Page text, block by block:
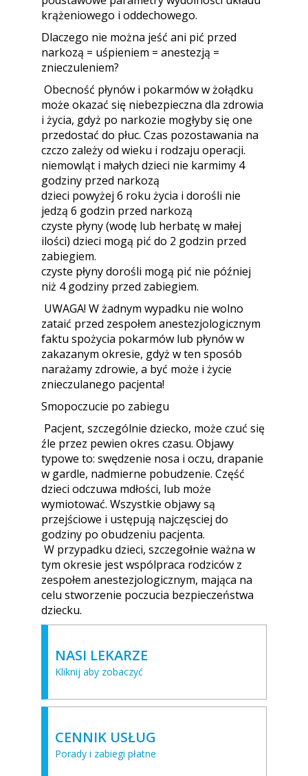
krążeniowego i oddechowego.
Dlaczego nie można jeść ani pić przed
narkozą = uśpieniem = anestezją =
znieczuleniem?
Obecność płynów i pokarmów w żołądku
może okazać się niebezpieczna dla zdrowia
i życia, gdyż po narkozie mogłyby się one
przedostać do płuc. Czas pozostawania na
czczo zależy od wieku i rodzaju operacji.
niemowląt i małych dzieci nie karmimy 4
godziny przed narkozą
dzieci powyżej 6 roku życia i dorośli nie
jedzą 6 godzin przed narkozą
czyste płyny (wodę lub herbatę w małej
ilości) dzieci mogą pić do 2 godzin przed
zabiegiem.
czyste płyny dorośli mogą pić nie później
niż 4 godziny przed zabiegiem.
UWAGA! W żadnym wypadku nie wolno
zataić przed zespołem anestezjologicznym
faktu spożycia pokarmów lub płynów w
zakazanym okresie, gdyż w ten sposób
narażamy zdrowie, a być może i życie
znieczulanego pacjenta!
Smopoczucie po zabiegu
Pacjent, szczególnie dziecko, może czuć się
źle przez pewien okres czasu. Objawy
typowe to: swędzenie nosa i oczu, drapanie
w gardle, nadmierne pobudzenie. Część
dzieci odczuwa mdłości, lub może
wymiotować. Wszystkie objawy są
przejściowe i ustępują najczęsciej do
godziny po obudzeniu pacjenta.
W przypadku dzieci, szczegołnie ważna w
tym okresie jest wspólpraca rodziców z
zespołem anestezjologicznym, mająca na
celu stworzenie poczucia bezpieczeństwa
dziecku.
NASI LEKARZE
Kliknij aby zobaczyć
CENNIK USŁUG
Porady i zabiegi płatne